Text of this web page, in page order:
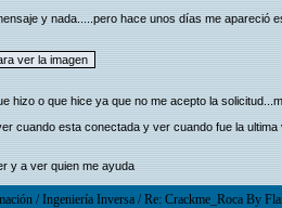
y nada.....pero hace unos días me apareció
hizo o que hice ya que no me acepto la
cuando esta conectada y ver cuando fue la
y a ver quien me ayuda
/Ingeniería Inversa/Re: Crackme_Roca By